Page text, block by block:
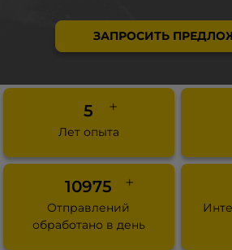
ЗАПРОСИТЬ
5
Лет опыта
+
16466
Отправлений
обработано в день
+